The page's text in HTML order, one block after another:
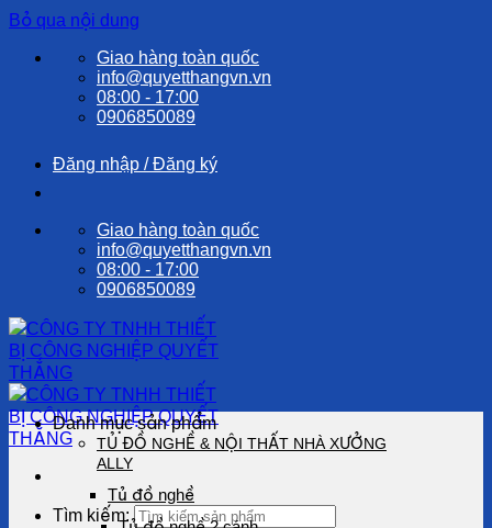
Bỏ qua nội dung
Giao hàng toàn quốc
info@quyetthangvn.vn
08:00 - 17:00
0906850089
Đăng nhập / Đăng ký
Giao hàng toàn quốc
info@quyetthangvn.vn
08:00 - 17:00
0906850089
Tìm kiếm:
Danh mục sản phẩm
TỦ ĐỒ NGHỀ & NỘI THẤT NHÀ XƯỞNG
ALLY
Tủ đồ nghề